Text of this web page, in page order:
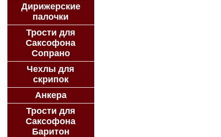
Дирижерские
палочки
Трости для
Саксофона
Сопрано
Чехлы для
скрипок
Анкера
Трости для
Саксофона
Баритон